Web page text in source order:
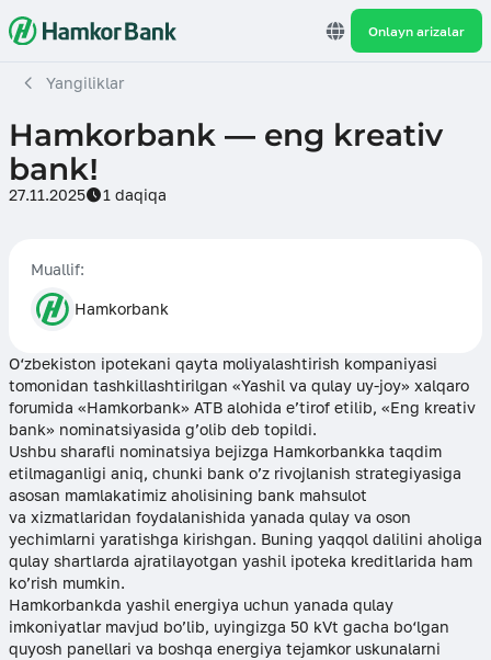
Onlayn arizalar
Yangiliklar
Hamkorbank — eng kreativ
bank!
27.11.2025 1 daqiqa
Muallif:
Hamkorbank
O‘zbekiston ipotekani qayta moliyalashtirish kompaniyasi
tomonidan tashkillashtirilgan «Yashil va qulay uy-joy» xalqaro
forumida «Hamkorbank» ATB alohida e’tirof etilib, «Eng kreativ
bank» nominatsiyasida g’olib deb topildi.
Ushbu sharafli nominatsiya bejizga Hamkorbankka taqdim
etilmaganligi aniq, chunki bank o’z rivojlanish strategiyasiga
asosan mamlakatimiz aholisining bank mahsulot
va xizmatlaridan foydalanishida yanada qulay va oson
yechimlarni yaratishga kirishgan. Buning yaqqol dalilini aholiga
qulay shartlarda ajratilayotgan yashil ipoteka kreditlarida ham
ko’rish mumkin.
Hamkorbankda yashil energiya uchun yanada qulay
imkoniyatlar mavjud bo’lib, uyingizga 50 kVt gacha bo‘lgan
quyosh panellari va boshqa energiya tejamkor uskunalarni